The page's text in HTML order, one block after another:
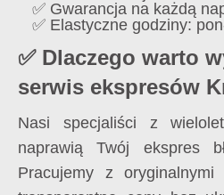
✅ Gwarancja na każdą
✅ Elastyczne godziny:
✅ Dlaczego warto
serwis ekspresów
Nasi specjaliści z
naprawią Twój ekspres
Pracujemy z oryginalnymi